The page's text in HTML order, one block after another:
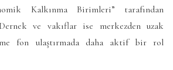
Kalkınma Birimleri” tarafından
ve vakıflar ise merkezden uzak
fon ulaştırmada daha aktif bir rol